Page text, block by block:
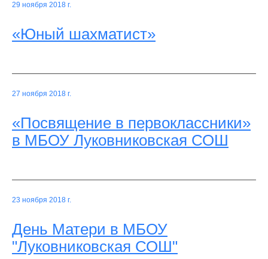
29 ноября 2018 г.
«Юный шахматист»
27 ноября 2018 г.
«Посвящение в первоклассники»
в МБОУ Луковниковская СОШ
23 ноября 2018 г.
День Матери в МБОУ
"Луковниковская СОШ"